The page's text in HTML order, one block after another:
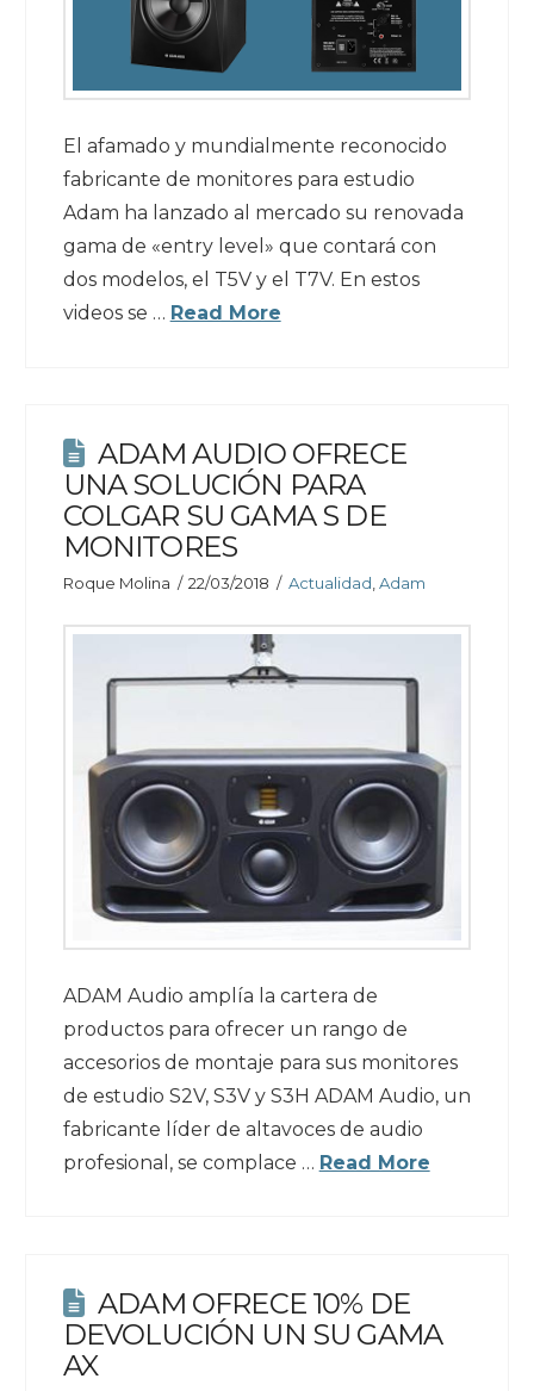
El afamado y mundialmente reconocido
fabricante de monitores para estudio
Adam ha lanzado al mercado su renovada
gama de «entry level» que contará con
dos modelos, el T5V y el T7V. En estos
videos se … Read More
ADAM AUDIO OFRECE
UNA SOLUCIÓN PARA
COLGAR SU GAMA S DE
MONITORES
Roque Molina 22/03/2018 Actualidad ,Adam
ADAM Audio amplía la cartera de
productos para ofrecer un rango de
accesorios de montaje para sus monitores
de estudio S2V, S3V y S3H ADAM Audio, un
fabricante líder de altavoces de audio
profesional, se complace … Read More
ADAM OFRECE 10% DE
DEVOLUCIÓN UN SU GAMA
AX